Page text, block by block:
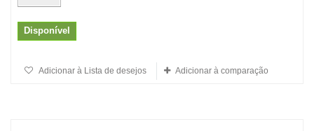
Disponível
Adicionar à Lista de desejos Adicionar à comparação